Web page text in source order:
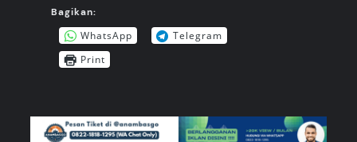
Bagikan:
WhatsApp
Telegram
Print